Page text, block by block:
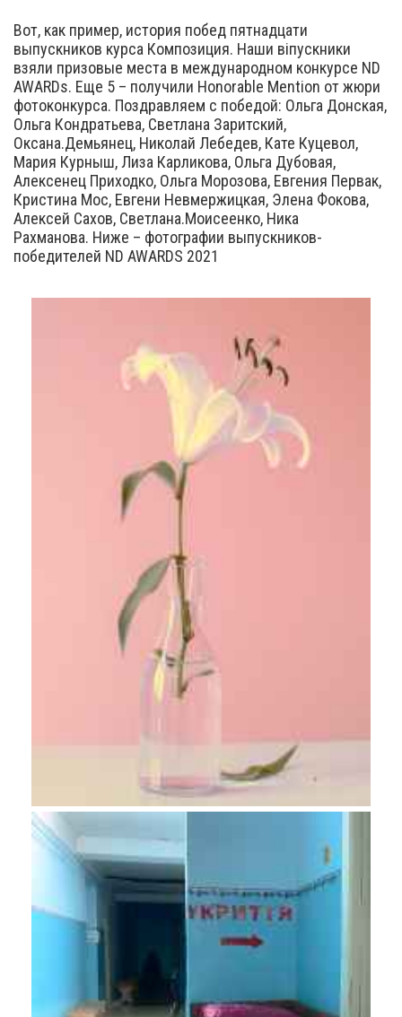
Вот, как пример, история побед пятнадцати
выпускников курса Композиция. Наши віпускники
взяли призовые места в международном конкурсе ND
AWARDs. Еще 5 – получили Honorable Mention от жюри
фотоконкурса. Поздравляем с победой: Ольга Донская,
Ольга Кондратьева, Светлана Заритский,
Оксана.Демьянец, Николай Лебедев, Кате Куцевол,
Мария Курныш, Лиза Карликова, Ольга Дубовая,
Алексенец Приходко, Ольга Морозова, Евгения Первак,
Кристина Мос, Евгени Невмержицкая, Элена Фокова,
Алексей Сахов, Светлана.Моисеенко, Ника
Рахманова. Ниже – фотографии выпускников-
победителей ND AWARDS 2021